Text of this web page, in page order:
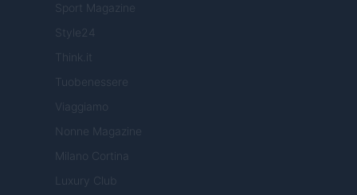
Sport Magazine
Style24
Think.it
Tuobenessere
Viaggiamo
Nonne Magazine
Milano Cortina
Luxury Club